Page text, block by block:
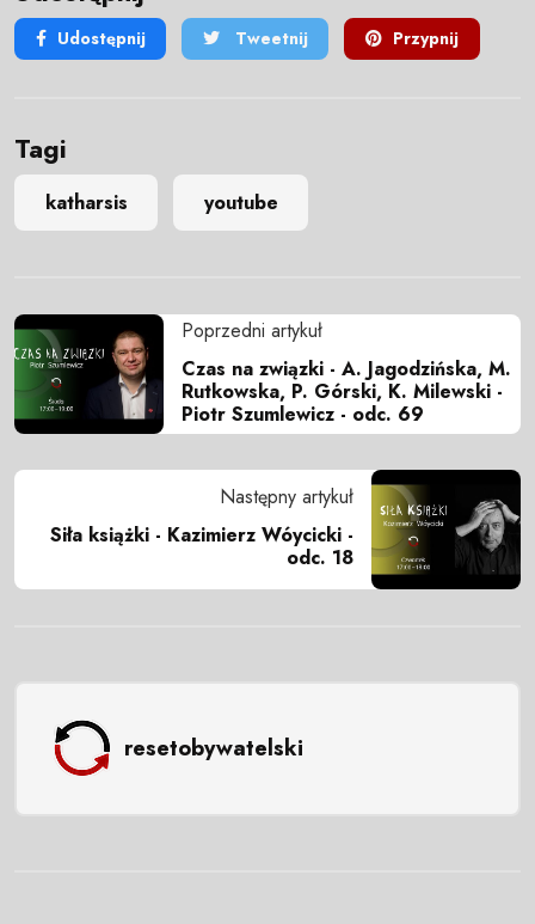
Udostępnij Tweetnij Przypnij
Tagi
katharsis youtube
Poprzedni artykuł
Czas na związki - A. Jagodzińska, M.
Rutkowska, P. Górski, K. Milewski -
Piotr Szumlewicz - odc. 69
Następny artykuł
Siła książki - Kazimierz Wóycicki -
odc. 18
resetobywatelski